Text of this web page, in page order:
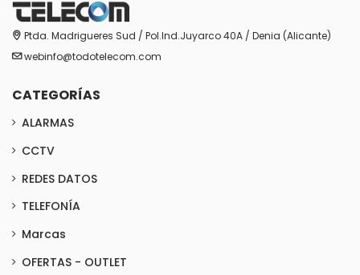
Ptda. Madrigueres Sud / Pol.Ind.Juyarco 40A / Denia (Alicante)
webinfo@todotelecom.com
CATEGORÍAS
ALARMAS
CCTV
REDES DATOS
TELEFONÍA
Marcas
OFERTAS - OUTLET